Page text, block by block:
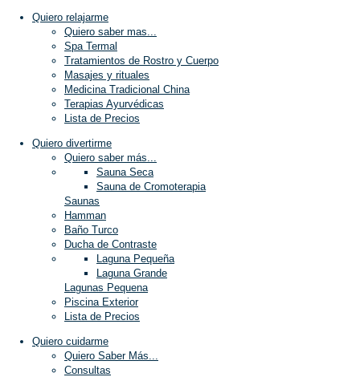
Quiero relajarme
Quiero saber mas...
Spa Termal
Tratamientos de Rostro y Cuerpo
Masajes y rituales
Medicina Tradicional China
Terapias Ayurvédicas
Lista de Precios
Quiero divertirme
Quiero saber más...
Sauna Seca
Sauna de Cromoterapia
Saunas
Hamman
Baño Turco
Ducha de Contraste
Laguna Pequeña
Laguna Grande
Lagunas Pequena
Piscina Exterior
Lista de Precios
Quiero cuidarme
Quiero Saber Más...
Consultas